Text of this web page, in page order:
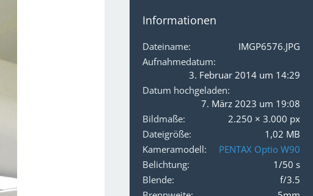
Informationen
Dateiname
IMGP6576.JPG
Aufnahmedatum
3. Februar 2014 um 14:29
Datum hochgeladen
7. März 2023 um 19:08
Bildmaße
2.250 × 3.000 px
Dateigröße
1,02 MB
Kameramodell
PENTAX Optio W90
Belichtung
1/50 s
Blende
f/3.5